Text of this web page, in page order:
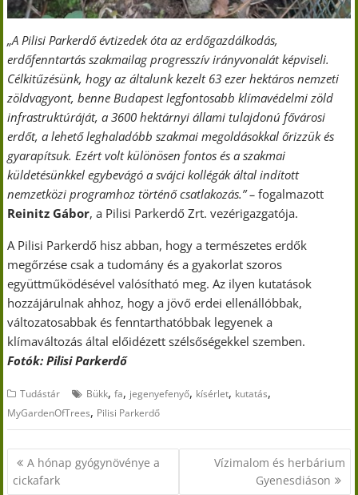
„A Pilisi Parkerdő évtizedek óta az erdőgazdálkodás,
erdőfenntartás szakmailag progresszív irányvonalát képviseli.
Célkitűzésünk, hogy az általunk kezelt 63 ezer hektáros nemzeti
zöldvagyont, benne Budapest legfontosabb klímavédelmi zöld
infrastruktúráját, a 3600 hektárnyi állami tulajdonú fővárosi
erdőt, a lehető leghaladóbb szakmai megoldásokkal őrizzük és
gyarapítsuk. Ezért volt különösen fontos és a szakmai
küldetésünkkel egybevágó a svájci kollégák által indított
nemzetközi programhoz történő csatlakozás.” –fogalmazott
Reinitz Gábor, a Pilisi Parkerdő Zrt. vezérigazgatója.
A Pilisi Parkerdő hisz abban, hogy a természetes erdők
megőrzése csak a tudomány és a gyakorlat szoros
együttműködésével valósítható meg. Az ilyen kutatások
hozzájárulnak ahhoz, hogy a jövő erdei ellenállóbbak,
változatosabbak és fenntarthatóbbak legyenek a
klímaváltozás által előidézett szélsőségekkel szemben.
Fotók: Pilisi Parkerdő
Tudástár Bükk,fa, jegenyefenyő, kísérlet, kutatás,
MyGardenOfTrees, Pilisi Parkerdő
Bejegyzés
navigáció
A hónap gyógynövénye a
cickafark
Vízimalom és herbárium
Gyenesdiáson